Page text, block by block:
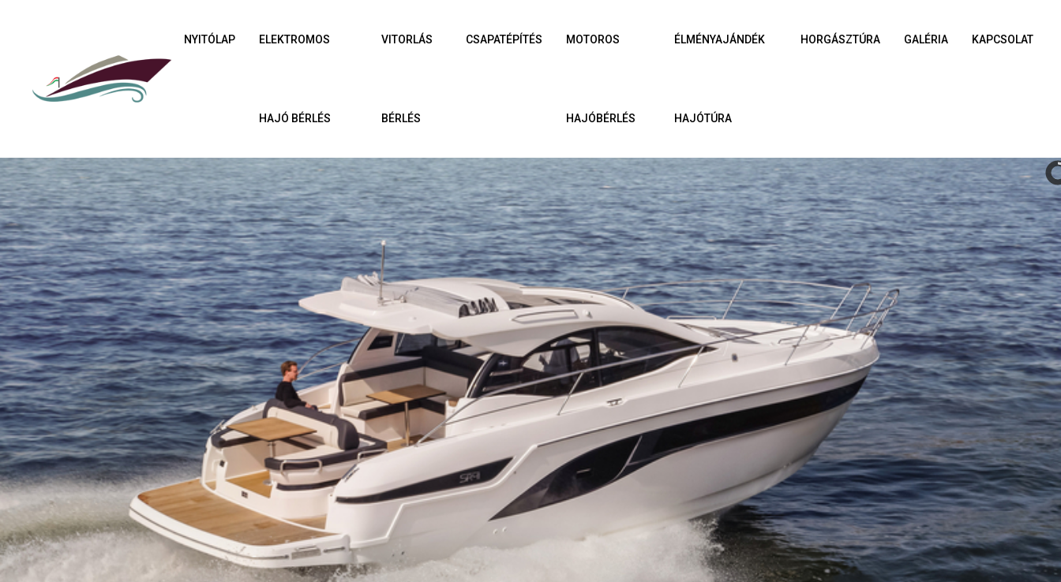
NYITÓLAP ELEKTROMOS
HAJÓ BÉRLÉS
VITORLÁS
BÉRLÉS
CSAPATÉPÍTÉS MOTOROS
HAJÓBÉRLÉS
ÉLMÉNYAJÁNDÉK
HAJÓTÚRA
HORGÁSZTÚRA GALÉRIA KAPCSOLAT